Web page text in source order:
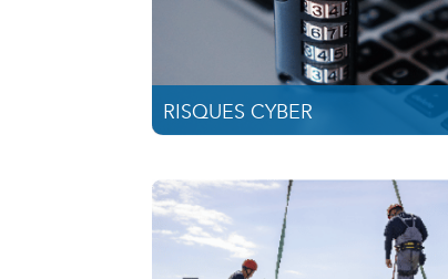
RISQUES CYBER